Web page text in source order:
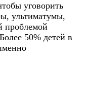
уговорить
ультиматумы,
проблемой
50% детей в